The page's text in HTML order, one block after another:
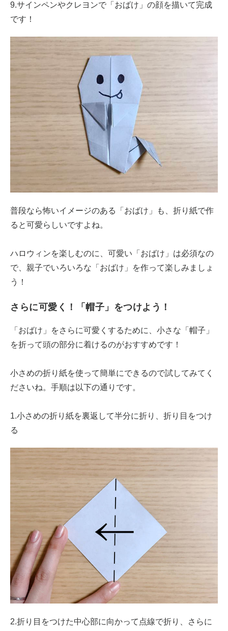
9.サインペンやクレヨンで「おばけ」の顔を描いて完成
です！
普段なら怖いイメージのある「おばけ」も、折り紙で作
ると可愛らしいですよね。
ハロウィンを楽しむのに、可愛い「おばけ」は必須なの
で、親子でいろいろな「おばけ」を作って楽しみましょ
う！
さらに可愛く！「帽子」をつけよう！
「おばけ」をさらに可愛くするために、小さな「帽子」
を折って頭の部分に着けるのがおすすめです！
小さめの折り紙を使って簡単にできるので試してみてく
ださいね。手順は以下の通りです。
1.小さめの折り紙を裏返して半分に折り、折り目をつけ
る
2.折り目をつけた中心部に向かって点線で折り、さらに